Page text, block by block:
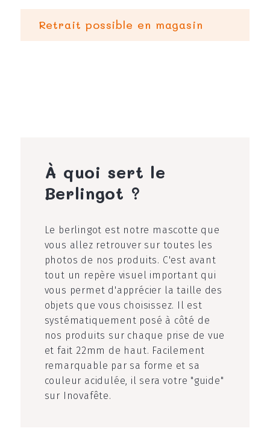
Retrait possible en magasin
À quoi sert le
Berlingot ?
Le berlingot est notre mascotte que
vous allez retrouver sur toutes les
photos de nos produits. C'est avant
tout un repère visuel important qui
vous permet d'apprécier la taille des
objets que vous choisissez. Il est
systématiquement posé à côté de
nos produits sur chaque prise de vue
et fait 22mm de haut. Facilement
remarquable par sa forme et sa
couleur acidulée, il sera votre "guide"
sur Inovafête.